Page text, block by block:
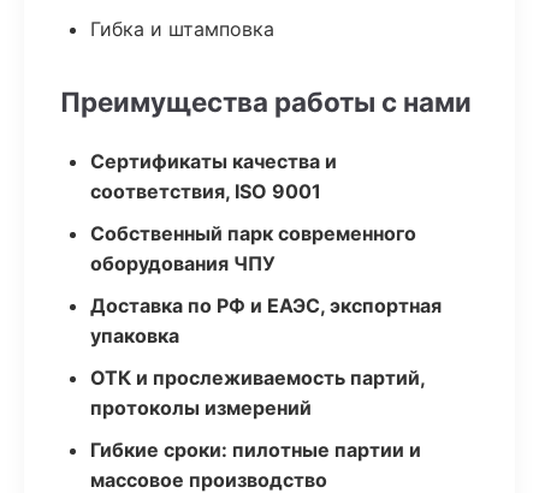
Гибка и штамповка
Преимущества работы с нами
Сертификаты качества и
соответствия, ISO 9001
Собственный парк современного
оборудования ЧПУ
Доставка по РФ и ЕАЭС, экспортная
упаковка
ОТК и прослеживаемость партий,
протоколы измерений
Гибкие сроки: пилотные партии и
массовое производство